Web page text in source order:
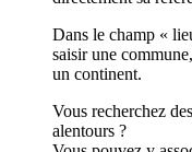
Dans le champ «
saisir une
un continent.
Vous recherchez
alentours ?